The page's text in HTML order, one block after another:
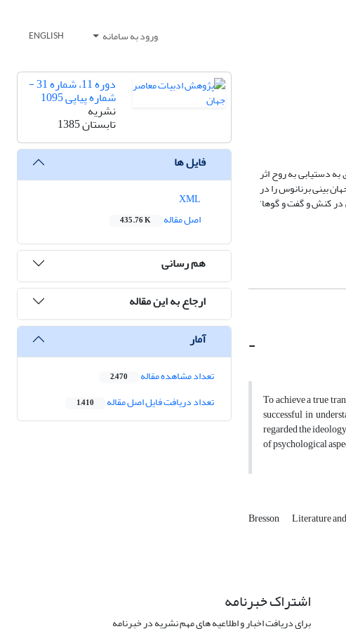
ورود به سامانه ENGLISH
دستیابی به روح اثر
بینی برنانوس را در
کنش و گفت و گوها‘
-
To achieve a true
successful in
regarded the
of psychological
Bresson Literature
دوره 11، شماره 31 -
شماره پیاپی 1095
نشریه
تابستان 1385
فایل ها
اصل مقاله
435.76 K
هم رسانی
ارجاع به این مقاله
آمار
تعداد مشاهده مقاله 2,470
تعداد دریافت فایل اصل مقاله 1,410
اشتراک خبرنامه
برای دریافت اخبار و اطلاعیه های مهم نشریه در خبرنامه